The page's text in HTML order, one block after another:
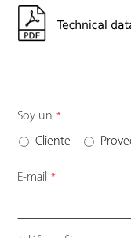
Soy un *
Cliente
E-mail *